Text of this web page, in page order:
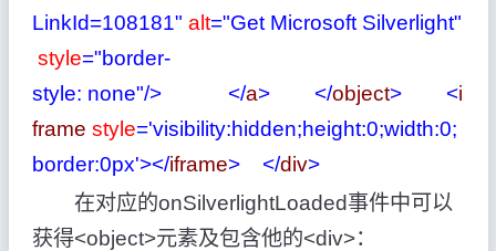
LinkId=108181" alt="Get Microsoft Silverlight"
style="border-
style: none"/> </a> </object> <i
frame style='visibility:hidden;height:0;width:0;
border:0px'></iframe> </div>
在对应的onSilverlightLoaded事件中可以
获得<object>元素及包含他的<div>：